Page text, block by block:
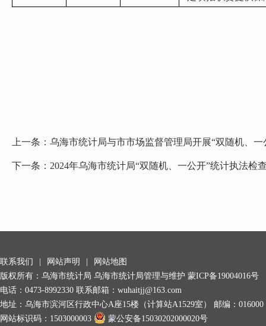
上一条： 乌海市统计局与市市场监督管理局开展“双随机、
下一条： 2024年乌海市统计局“双随机、一公开”统计执法检
联系我们 网站声明
网站地图
版权所有：乌海市统计局 乌海市统计局管理与维护 蒙ICP备19004016号
电话：0473-8992330 联系邮箱：wuhaitjj@163.com
地址：乌海市滨河区行政中心A座15楼（计算站A1529室） 邮编：016000
网站标识码：1503000003
蒙公安备15030202000020号